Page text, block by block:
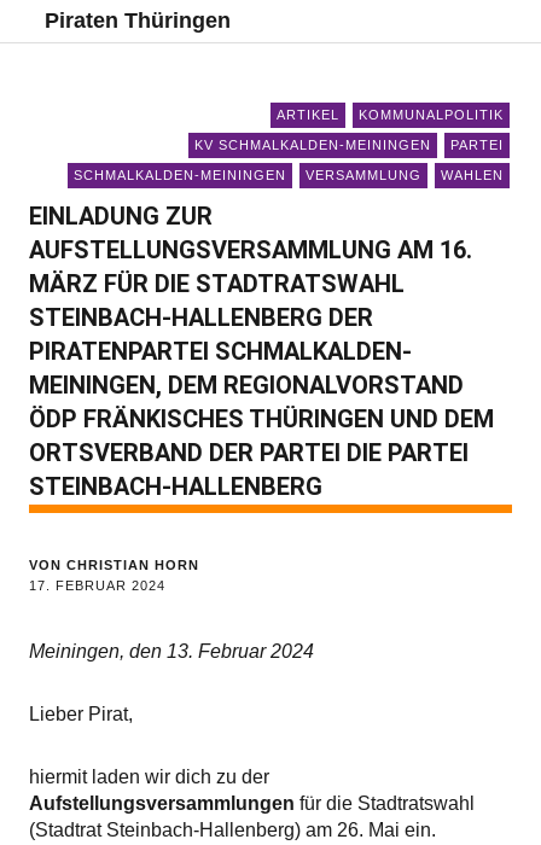
Piraten Thüringen
ARTIKEL KOMMUNALPOLITIK
KV SCHMALKALDEN-MEININGEN PARTEI
SCHMALKALDEN-MEININGEN VERSAMMLUNG WAHLEN
EINLADUNG ZUR
AUFSTELLUNGSVERSAMMLUNG AM 16.
MÄRZ FÜR DIE STADTRATSWAHL
STEINBACH-HALLENBERG DER
PIRATENPARTEI SCHMALKALDEN-
MEININGEN, DEM REGIONALVORSTAND
ÖDP FRÄNKISCHES THÜRINGEN UND DEM
ORTSVERBAND DER PARTEI DIE PARTEI
STEINBACH-HALLENBERG
VON CHRISTIAN HORN
17. FEBRUAR 2024
Meiningen, den 13. Februar 2024
Lieber Pirat,
hiermit laden wir dich zu der
Aufstellungsversammlungen für die Stadtratswahl
(Stadtrat Steinbach-Hallenberg) am 26. Mai ein.